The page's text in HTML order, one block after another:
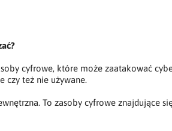
cyfrowe, które może zaatakować
czy też nie używane.
To zasoby cyfrowe znajdujące